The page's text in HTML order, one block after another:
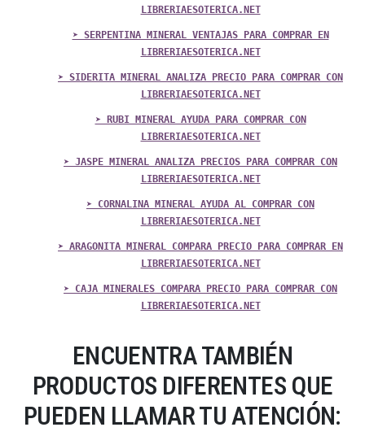
LIBRERIAESOTERICA.NET
➤ SERPENTINA MINERAL VENTAJAS PARA COMPRAR EN
LIBRERIAESOTERICA.NET
➤ SIDERITA MINERAL ANALIZA PRECIO PARA COMPRAR CON
LIBRERIAESOTERICA.NET
➤ RUBI MINERAL AYUDA PARA COMPRAR CON
LIBRERIAESOTERICA.NET
➤ JASPE MINERAL ANALIZA PRECIOS PARA COMPRAR CON
LIBRERIAESOTERICA.NET
➤ CORNALINA MINERAL AYUDA AL COMPRAR CON
LIBRERIAESOTERICA.NET
➤ ARAGONITA MINERAL COMPARA PRECIO PARA COMPRAR EN
LIBRERIAESOTERICA.NET
➤ CAJA MINERALES COMPARA PRECIO PARA COMPRAR CON
LIBRERIAESOTERICA.NET
ENCUENTRA TAMBIÉN
PRODUCTOS DIFERENTES QUE
PUEDEN LLAMAR TU ATENCIÓN: